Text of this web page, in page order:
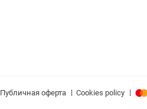
Публичная оферта | Cookies policy |